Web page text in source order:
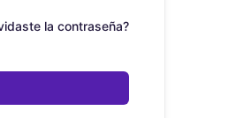
la contraseña?